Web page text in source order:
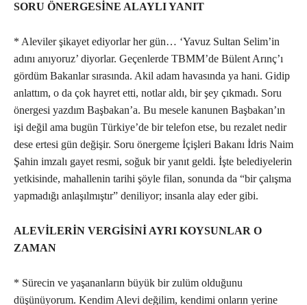
SORU ÖNERGESİNE ALAYLI YANIT
* Aleviler şikayet ediyorlar her gün… ‘Yavuz Sultan Selim’in
adını anıyoruz’ diyorlar. Geçenlerde TBMM’de Bülent Arınç’ı
gördüm Bakanlar sırasında. Akil adam havasında ya hani. Gidip
anlattım, o da çok hayret etti, notlar aldı, bir şey çıkmadı. Soru
önergesi yazdım Başbakan’a. Bu mesele kanunen Başbakan’ın
işi değil ama bugün Türkiye’de bir telefon etse, bu rezalet nedir
dese ertesi gün değişir. Soru önergeme İçişleri Bakanı İdris Naim
Şahin imzalı gayet resmi, soğuk bir yanıt geldi. İşte belediyelerin
yetkisinde, mahallenin tarihi şöyle filan, sonunda da “bir çalışma
yapmadığı anlaşılmıştır” deniliyor; insanla alay eder gibi.
ALEVİLERİN VERGİSİNİ AYRI KOYSUNLAR O
ZAMAN
* Sürecin ve yaşananların büyük bir zulüm olduğunu
düşünüyorum. Kendim Alevi değilim, kendimi onların yerine